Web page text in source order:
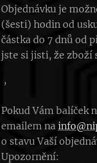
Objednávku je
(šesti) hodin od
částka do 7 dnů od
jste si jisti, že zboží
,
Pokud Vám balíček
emailem na
o stavu Vaší
Upozornění: